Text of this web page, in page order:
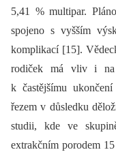
5,41 % multipar.
spojeno s vyšším
komplikací [15].
rodiček má vliv i na
k častějšímu
řezem v důsledku
studii, kde ve
extrakčním porodem